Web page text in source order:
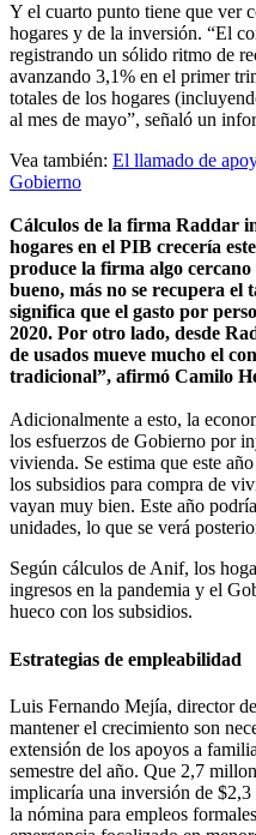
Y el cuarto punto tiene que ver
hogares y de la inversión. “El
registrando un sólido ritmo de
avanzando 3,1% en el primer
totales de los hogares
al mes de mayo”, señaló un
Vea también: El llamado de
Gobierno
Cálculos de la firma Raddar
hogares en el PIB crecería
produce la firma algo
bueno, más no se recupera el
significa que el gasto por
2020. Por otro lado, desde
de usados mueve mucho el
tradicional”, afirmó Camilo
Adicionalmente a esto, la
los esfuerzos de Gobierno por
vivienda. Se estima que este
los subsidios para compra de
vayan muy bien. Este año
unidades, lo que se verá
Según cálculos de Anif, los
ingresos en la pandemia y el
hueco con los subsidios.
Estrategias de empleabilidad
Luis Fernando Mejía, director
mantener el crecimiento son
extensión de los apoyos a
semestre del año. Que 2,7
implicaría una inversión de
la nómina para empleos